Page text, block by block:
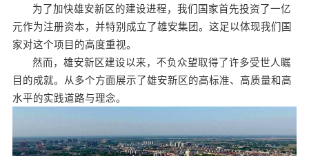
为了加快雄安新区的建设进程，我们国家首先投资了一亿
元作为注册资本，并特别成立了雄安集团。这足以体现我们国
家对这个项目的高度重视。
然而，雄安新区建设以来，不负众望取得了许多受世人瞩
目的成就。从多个方面展示了雄安新区的高标准、高质量和高
水平的实践道路与理念。